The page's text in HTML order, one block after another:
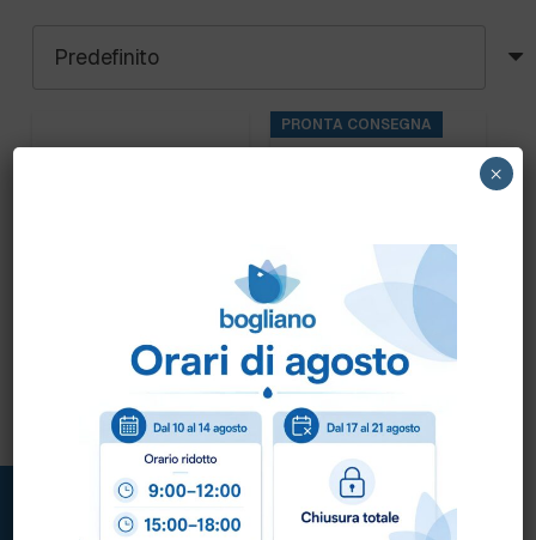
SCOPA IND.
COMBINATA art.
PRONTA CONSEGNA
URIWAVE
×